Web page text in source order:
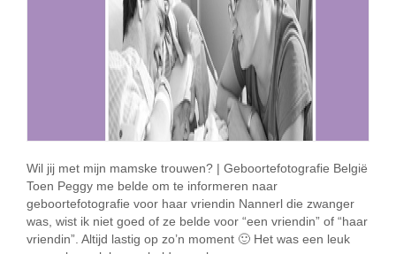
Wil jij met mijn mamske trouwen? | Geboortefotografie België
Toen Peggy me belde om te informeren naar
geboortefotografie voor haar vriendin Nannerl die zwanger
was, wist ik niet goed of ze belde voor “een vriendin” of “haar
vriendin”. Altijd lastig op zo’n moment 🙂 Het was een leuk